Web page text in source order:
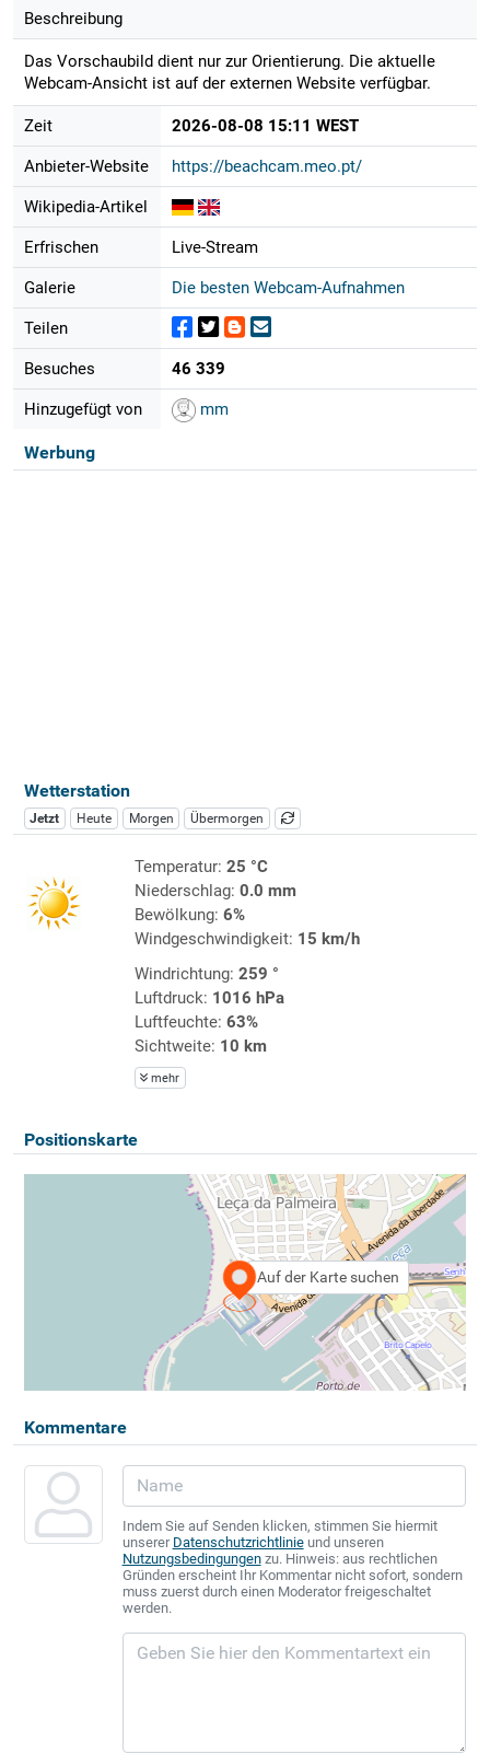
Beschreibung
Das Vorschaubild dient nur zur Orientierung. Die aktuelle
Webcam-Ansicht ist auf der externen Website verfügbar.
Zeit 2026-08-08 15:11 WEST
Anbieter-Website https://beachcam.meo.pt/
Wikipedia-Artikel
Erfrischen Live-Stream
Galerie Die besten Webcam-Aufnahmen
Teilen
Besuches 46 339
Hinzugefügt von mm
Werbung
Wetterstation
Jetzt Heute Morgen Übermorgen
Temperatur: 25 °C
Niederschlag: 0.0 mm
Bewölkung: 6%
Windgeschwindigkeit: 15 km/h
Windrichtung: 259 °
Luftdruck: 1016 hPa
Luftfeuchte: 63%
Sichtweite: 10 km
mehr
Positionskarte
Auf der Karte suchen
Kommentare
Indem Sie auf Senden klicken, stimmen Sie hiermit
unserer Datenschutzrichtlinieund unseren
Nutzungsbedingungenzu. Hinweis: aus rechtlichen
Gründen erscheint Ihr Kommentar nicht sofort, sondern
muss zuerst durch einen Moderator freigeschaltet
werden.